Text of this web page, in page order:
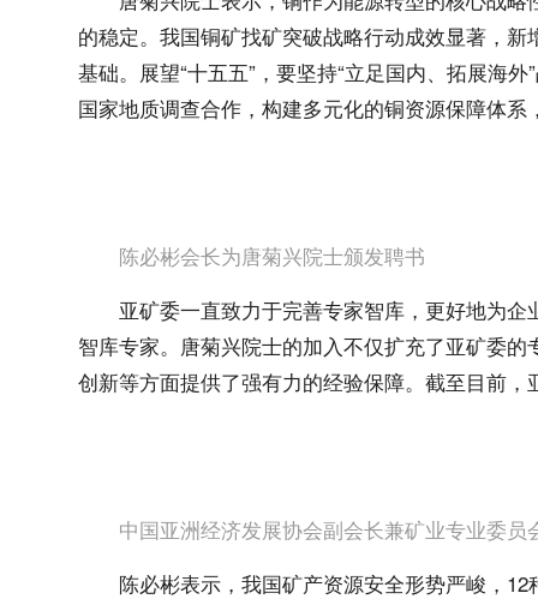
的稳定。我国铜矿找矿突破战略行动成效显著，
基础。展望“十五五”，要坚持“立足国内、拓展海
国家地质调查合作，构建多元化的铜资源保障体
陈必彬会长为唐菊兴院士颁发聘书
亚矿委一直致力于完善专家智库，更好地为
智库专家。唐菊兴院士的加入不仅扩充了亚矿委
创新等方面提供了强有力的经验保障。截至目前，
中国亚洲经济发展协会副会长兼矿业专业委
陈必彬表示，我国矿产资源安全形势严峻，